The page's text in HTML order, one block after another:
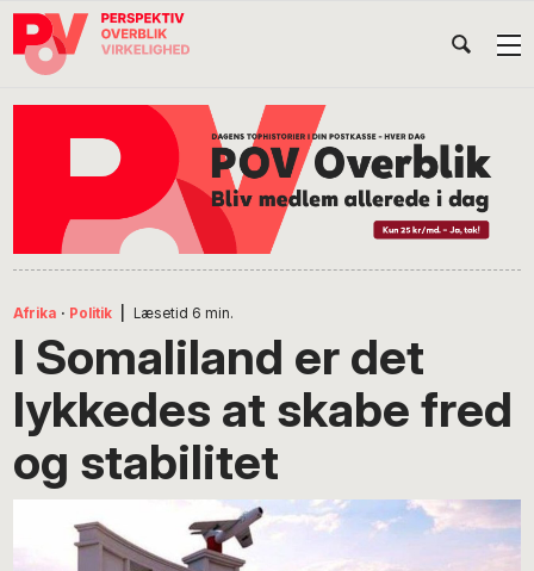
Gå
direkte
Skip
indhold
Gå
direkte
Afrika · Politik Læsetid 6 min.
I Somaliland er det
lykkedes at skabe fred
og stabilitet